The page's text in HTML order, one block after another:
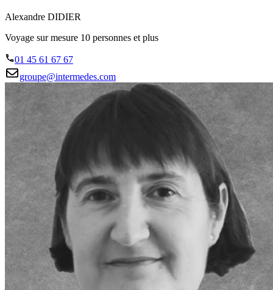
Alexandre DIDIER
Voyage sur mesure 10 personnes et plus
01 45 61 67 67
groupe@intermedes.com